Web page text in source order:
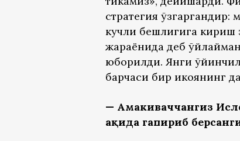
стратегия
кучли бешлигига кириш
жараёнида деб
юборилди. Янги
барчаси бир ҳикоянинг
— Амакиваччангиз
ҳақида гапириб